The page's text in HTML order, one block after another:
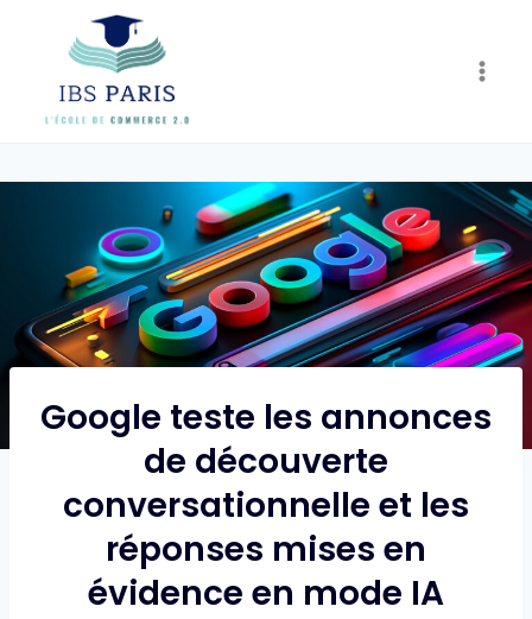
content
Google teste les annonces
de découverte
conversationnelle et les
réponses mises en
évidence en mode IA